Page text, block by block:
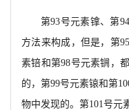
第93号元素镎、第
方法来构成， 但是， 第
素锫和第98号元素锎，
的，第99号元素锿和第
物中发现的。第101号元